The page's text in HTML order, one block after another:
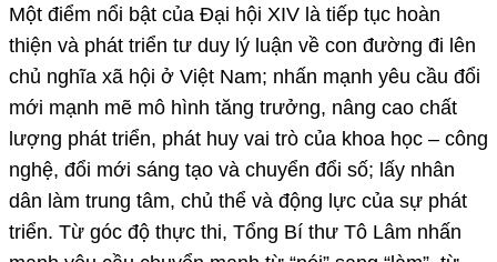
Một điểm nổi bật của Đại hội XIV là tiếp tục hoàn
thiện và phát triển tư duy lý luận về con đường đi lên
chủ nghĩa xã hội ở Việt Nam; nhấn mạnh yêu cầu đổi
mới mạnh mẽ mô hình tăng trưởng, nâng cao chất
lượng phát triển, phát huy vai trò của khoa học – công
nghệ, đổi mới sáng tạo và chuyển đổi số; lấy nhân
dân làm trung tâm, chủ thể và động lực của sự phát
triển. Từ góc độ thực thi, Tổng Bí thư Tô Lâm nhấn